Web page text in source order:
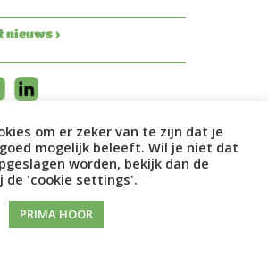
nieuws ›
om er zeker van te zijn dat je
mogelijk beleeft. Wil je niet dat
worden, bekijk dan de
de 'cookie settings'.
PRIMA HOOR